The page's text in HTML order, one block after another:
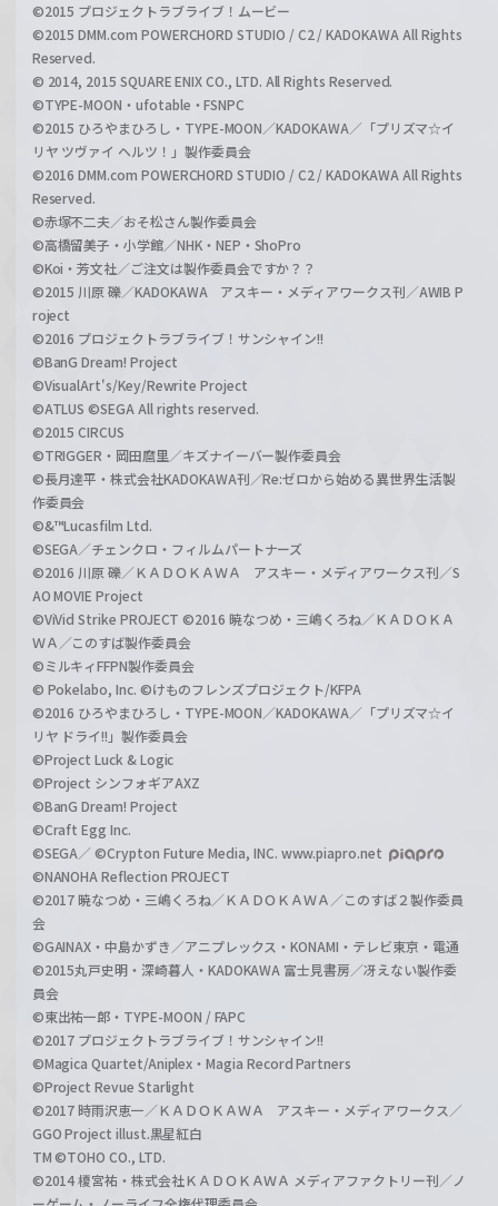
©2015 プロジェクトラブライブ！ムービー
©2015 DMM.com POWERCHORD STUDIO / C2 / KADOKAWA All Rights
Reserved.
© 2014, 2015 SQUARE ENIX CO., LTD. All Rights Reserved.
©TYPE-MOON・ufotable・FSNPC
©2015 ひろやまひろし・TYPE-MOON／KADOKAWA／「プリズマ☆イ
リヤ ツヴァイ ヘルツ！」製作委員会
©2016 DMM.com POWERCHORD STUDIO / C2 / KADOKAWA All Rights
Reserved.
©赤塚不二夫／おそ松さん製作委員会
©高橋留美子・小学館／NHK・NEP・ShoPro
©Koi・芳文社／ご注文は製作委員会ですか？？
©2015 川原 礫／KADOKAWA アスキー・メディアワークス刊／AWIB P
roject
©2016 プロジェクトラブライブ！サンシャイン!!
©BanG Dream! Project
©VisualArt's/Key/Rewrite Project
©ATLUS ©SEGA All rights reserved.
©2015 CIRCUS
©TRIGGER・岡田麿里／キズナイーバー製作委員会
©長月達平・株式会社KADOKAWA刊／Re:ゼロから始める異世界生活製
作委員会
©&™Lucasfilm Ltd.
©SEGA／チェンクロ・フィルムパートナーズ
©2016 川原 礫／ＫＡＤＯＫＡＷＡ アスキー・メディアワークス刊／S
AO MOVIE Project
©ViVid Strike PROJECT ©2016 暁なつめ・三嶋くろね／ＫＡＤＯＫＡ
ＷＡ／このすば製作委員会
©ミルキィFFPN製作委員会
© Pokelabo, Inc. ©けものフレンズプロジェクト/KFPA
©2016 ひろやまひろし・TYPE-MOON／KADOKAWA／「プリズマ☆イ
リヤ ドライ!!」製作委員会
©Project Luck & Logic
©Project シンフォギアAXZ
©BanG Dream! Project
©Craft Egg Inc.
©SEGA／ ©Crypton Future Media, INC. www.piapro.net
©NANOHA Reflection PROJECT
©2017 暁なつめ・三嶋くろね／ＫＡＤＯＫＡＷＡ／このすば２製作委員
会
©GAINAX・中島かずき／アニプレックス・KONAMI・テレビ東京・電通
©2015丸戸史明・深崎暮人・KADOKAWA 富士見書房／冴えない製作委
員会
©東出祐一郎・TYPE-MOON / FAPC
©2017 プロジェクトラブライブ！サンシャイン!!
©Magica Quartet/Aniplex・Magia Record Partners
©Project Revue Starlight
©2017 時雨沢恵一／ＫＡＤＯＫＡＷＡ アスキー・メディアワークス／
GGO Project illust.黒星紅白
TM ©TOHO CO., LTD.
©2014 榎宮祐・株式会社ＫＡＤＯＫＡＷＡ メディアファクトリー刊／ノ